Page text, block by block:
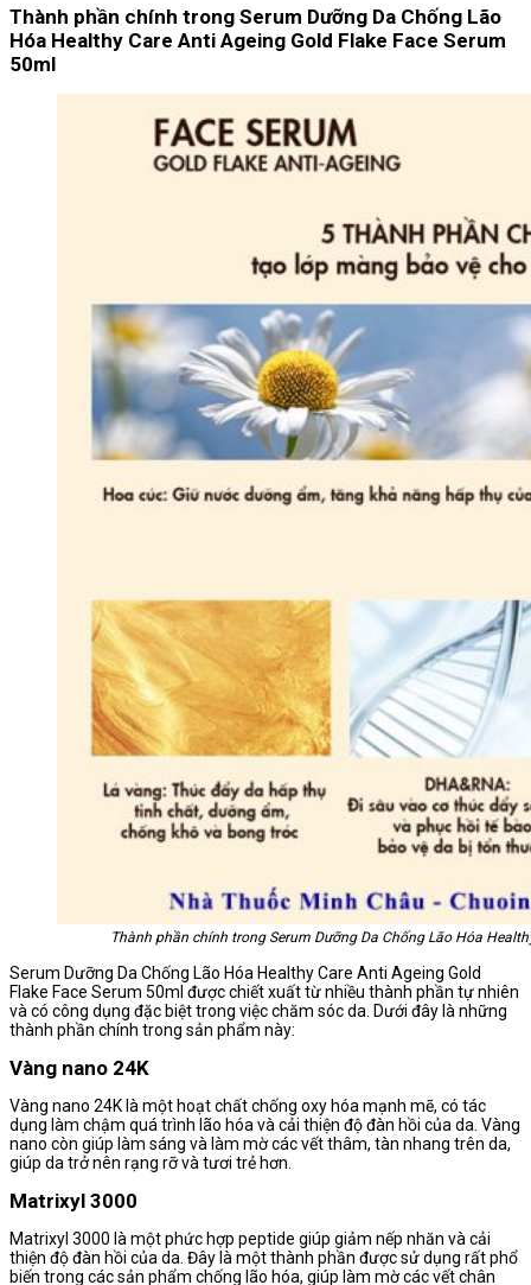
Thành phần chính trong Serum Dưỡng Da Chống Lão
Hóa Healthy Care Anti Ageing Gold Flake Face Serum
50ml
Thành phần chính trong Serum Dưỡng Da Chống Lão Hóa
Serum Dưỡng Da Chống Lão Hóa Healthy Care Anti Ageing Gold
Flake Face Serum 50ml được chiết xuất từ nhiều thành phần tự nhiên
và có công dụng đặc biệt trong việc chăm sóc da. Dưới đây là những
thành phần chính trong sản phẩm này:
Vàng nano 24K
Vàng nano 24K là một hoạt chất chống oxy hóa mạnh mẽ, có tác
dụng làm chậm quá trình lão hóa và cải thiện độ đàn hồi của da. Vàng
nano còn giúp làm sáng và làm mờ các vết thâm, tàn nhang trên da,
giúp da trở nên rạng rỡ và tươi trẻ hơn.
Matrixyl 3000
Matrixyl 3000 là một phức hợp peptide giúp giảm nếp nhăn và cải
thiện độ đàn hồi của da. Đây là một thành phần được sử dụng rất phổ
biến trong các sản phẩm chống lão hóa, giúp làm mờ các vết chân